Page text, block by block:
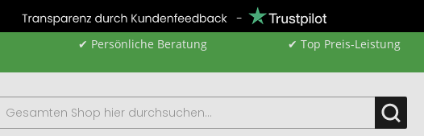
✔ Persönliche Beratung ✔ Top Preis-Leistung